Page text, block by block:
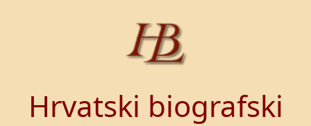
Hrvatski biografski